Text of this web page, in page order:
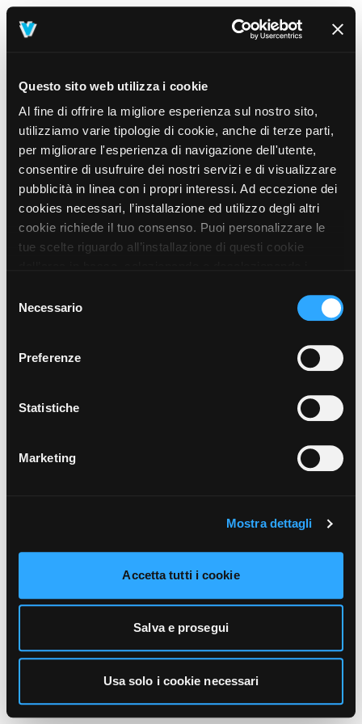
Questo sito web utilizza i cookie
Al fine di offrire la migliore esperienza sul nostro sito,
utilizziamo varie tipologie di cookie, anche di terze parti,
per migliorare l'esperienza di navigazione dell'utente,
consentire di usufruire dei nostri servizi e di visualizzare
pubblicità in linea con i propri interessi. Ad eccezione dei
cookies necessari, l’installazione ed utilizzo degli altri
cookie richiede il tuo consenso. Puoi personalizzare le
tue scelte riguardo all’installazione di questi cookie
prosegui” o decidere di accettare tutti i cookie, cliccando
sul pulsante “Accetta tutti i cookie”. Cliccando sul tasto
unicamente i cookie necessari alla navigazione. Per
funzionamento, puoi prendere visione dell’informativa
cliccando qui.
delNecessario
Preferenze
Statistiche
Marketing
Mostra dettagli
Accetta tutti i cookie
Salva e prosegui
Usa solo i cookie necessari
404